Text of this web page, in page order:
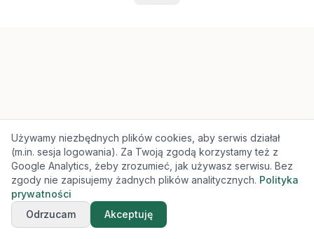
Używamy niezbędnych plików cookies, aby serwis działał
(m.in. sesja logowania). Za Twoją zgodą korzystamy też z
Google Analytics, żeby zrozumieć, jak używasz serwisu. Bez
zgody nie zapisujemy żadnych plików analitycznych. Polityka
prywatności
Odrzucam
Akceptuję